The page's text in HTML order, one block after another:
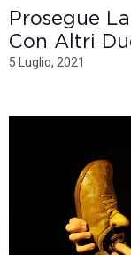
Prosegue
Con Altri
5 Luglio, 2021